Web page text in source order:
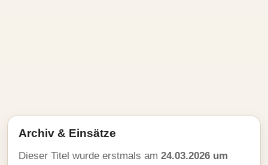
Archiv & Einsätze
Dieser Titel wurde erstmals am 24.03.2026 um